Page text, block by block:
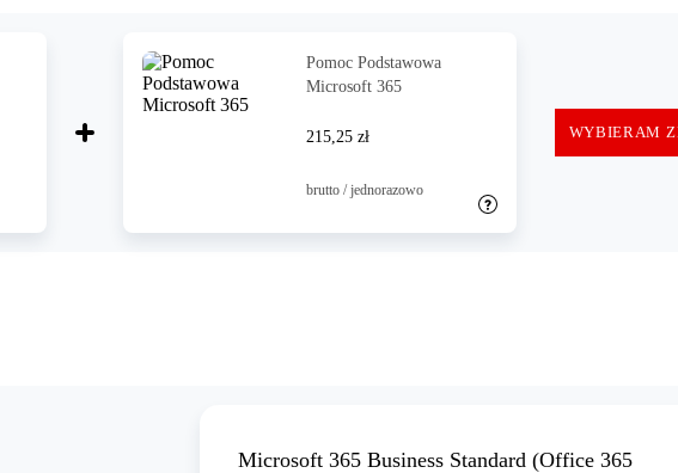
Pomoc Podstawowa
Microsoft 365
215,25 zł
brutto / jednorazowo
WYBIERAM
Microsoft 365 Business Standard (Office 365